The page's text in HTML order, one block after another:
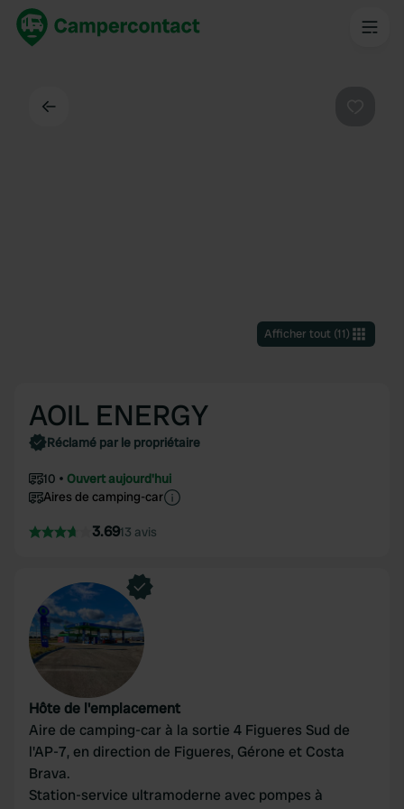
Afficher tout(11)
AOIL ENERGY
Réclamé par le propriétaire
10
Ouvert aujourd'hui
Aires de camping-car
3.6913 avis
Hôte de l'emplacement
Aire de camping-car à la sortie 4 Figueres Sud de
l'AP-7, en direction de Figueres, Gérone et Costa
Brava.
Station-service ultramoderne avec pompes à